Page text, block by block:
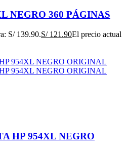
NEGRO 360 PÁGINAS
S/ 139.90.S/121.90El precio actual
HP 954XL NEGRO